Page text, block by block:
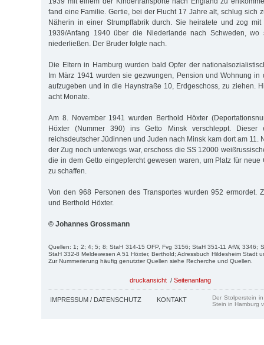
fand eine Familie. Ger­tie, bei der Flucht 17 Jahre alt, schlug sich
Näherin in einer Strumpffabrik durch. Sie heiratete und zog mit
1939/Anfang 1940 über die Niederlande nach Schweden,
niederließen. Der Bruder folgte nach.
Die Eltern in Hamburg wurden bald Opfer der
Im März 1941 wurden sie gezwungen, Pension und Wohnung in
aufzugeben und in die Haynstraße 10, Erdgeschoss, zu ziehen.
acht Monate.
Am 8. November 1941 wurden Berthold Höxter
Höxter (Nummer 390) ins Getto Minsk verschleppt. Dieser
reichsdeutscher Jüdinnen und Juden nach Minsk kam dort am 11.
der Zug noch unterwegs war, erschoss die SS 12000
die in dem Getto eingepfercht gewesen waren, um Platz für neue
zu schaffen.
Von den 968 Personen des Transportes wurden 952 ermordet.
und Berthold Höxter.
© Johannes Grossmann
Quellen: 1; 2; 4; 5; 8; StaH 314-15 OFP, Fvg 3156; StaH 351-11 AfW, 3346;
StaH 332-8 Meldewesen A 51 Höxter, Berthold; Adressbuch Hildesheim Stadt
Zur Nummerierung häufig genutzter Quellen siehe Recherche und Quellen.
druckansicht / Seitenanfang
IMPRESSUM / DATENSCHUTZ KONTAKT
Der Stolperstein
Stein in Hamburg